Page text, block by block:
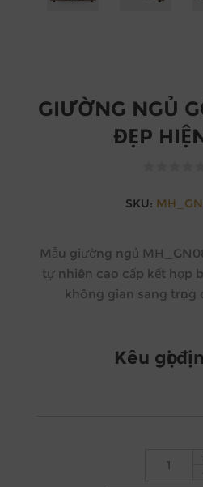
GIƯỜNG NGỦ
ĐẸP
SKU:
Mẫu giường ngủ
tự nhiên cao cấp kết hợp
không gian sang
Kêu gọi